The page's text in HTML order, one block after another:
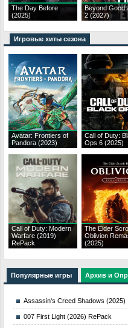
The Day Before
(2025)
Beyond Good
2 (2027)
Игровые хиты сезона
Avatar: Frontiers of
Pandora (2023)
Call of Duty:
Ops 6 (2025)
Call of Duty: Modern
Warfare (2019)
RePack
The Elder
Oblivion
(2025)
Популярные игры Архив и
Assassin's Creed Shadows (2025)
007 First Light (2026) RePack